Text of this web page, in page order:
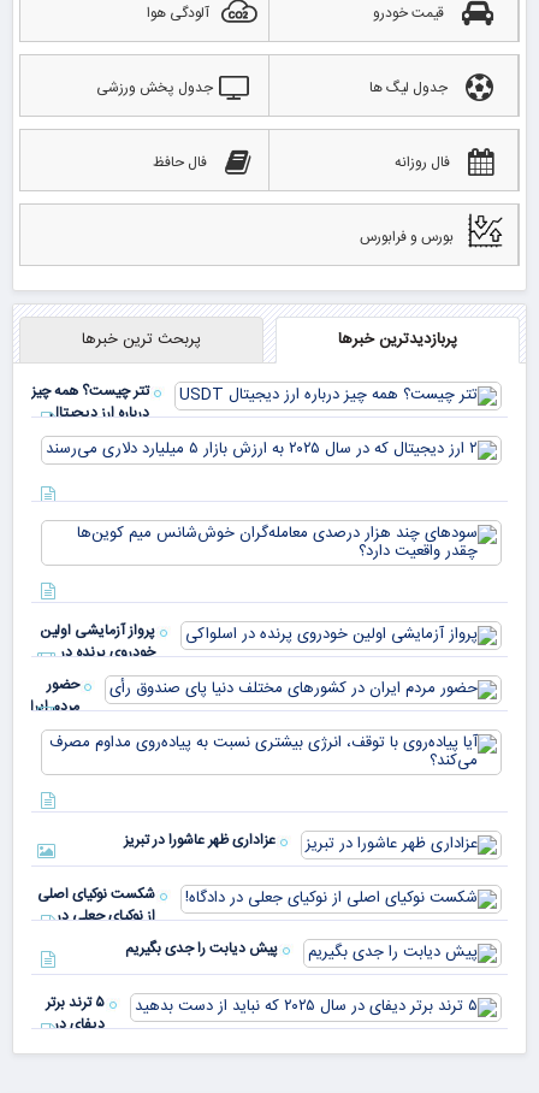
قیمت خودرو آلودگی هوا
جدول لیگ ها جدول پخش ورزشی
فال روزانه فال حافظ
بورس و فرابورس
پربازدیدترین خبرها پربحث ترین خبرها
تتر چیست؟ همه چیز
درباره ارز دیجیتال
USDT
پرواز آزمایشی اولین
خودروی پرنده در
اسلواکی
حضور
مردم ایران
در
کشورهای
مختلف
دنیا پای
صندوق
عزاداری ظهر عاشورا در تبریز
شکست نوکیای اصلی
از نوکیای جعلی در
دادگاه!
پیش دیابت را جدی بگیریم
۵ ترند برتر
دیفای در